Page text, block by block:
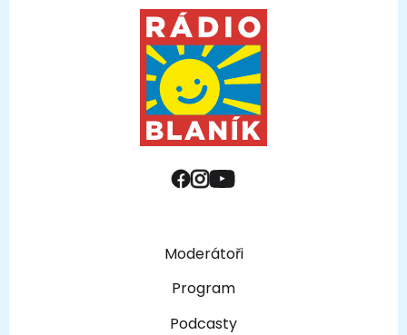
Moderátoři
Program
Podcasty